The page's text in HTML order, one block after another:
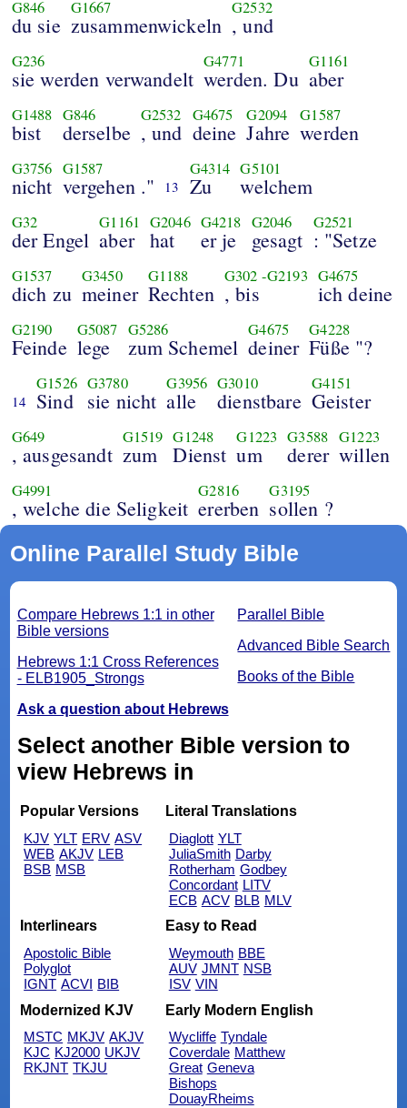
G846
du sie
G1667
zusammenwickeln
G2532
, und
G236
sie werden verwandelt
G4771
werden. Du
G1161
aber
G1488
bist
G846
derselbe
G2532
, und
G4675
deine
G2094
Jahre
G1587
werden
G3756
nicht
G1587
vergehen ." 13
G4314
Zu
G5101
welchem
G32
der Engel
G1161
aber
G2046
hat
G4218
er je
G2046
gesagt
G2521
: "Setze
G1537
dich zu
G3450
meiner
G1188
Rechten
G302 -G2193
, bis
G4675
ich deine
G2190
Feinde
G5087
lege
G5286
zum Schemel
G4675
deiner
G4228
Füße "?
14
G1526
Sind
G3780
sie nicht
G3956
alle
G3010
dienstbare
G4151
Geister
G649
, ausgesandt
G1519
zum
G1248
Dienst
G1223
um
G3588
derer
G1223
willen
G4991
, welche die Seligkeit
G2816
ererben
G3195
sollen ?
Online Parallel Study Bible
Parallel Bible
Advanced Bible Search
Books of the Bible
Compare Hebrews 1:1 in other
Bible versions
Hebrews 1:1 Cross References
- ELB1905_Strongs
Ask a question about Hebrews
Select another Bible version to
view Hebrews in
Popular Versions
KJV YLT ERV ASV
WEB AKJV LEB
BSB MSB
Literal Translations
Diaglott YLT
JuliaSmith Darby
Rotherham Godbey
Concordant LITV
ECB ACV BLB MLV
Interlinears
Apostolic Bible
Polyglot
IGNT ACVI BIB
Easy to Read
Weymouth BBE
AUV JMNT NSB
ISV VIN
Modernized KJV
MSTC MKJV AKJV
KJC KJ2000 UKJV
RKJNT TKJU
Early Modern English
Wycliffe Tyndale
Coverdale Matthew
Great Geneva
Bishops
DouayRheims